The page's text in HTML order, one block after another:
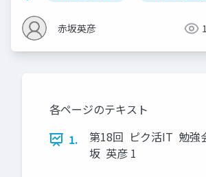
赤坂英彦
各ページのテキスト
1.
第18回 ピク活IT 勉強
坂 英彦 1